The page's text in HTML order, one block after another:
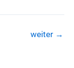
weiter →